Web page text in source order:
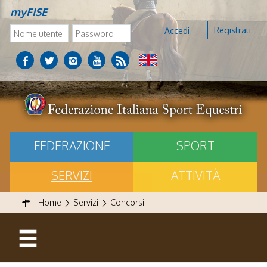
myFISE
Accedi Registrati
FEDERAZIONE
SPORT
SERVIZI
ATTIVITÀ
Home Servizi Concorsi